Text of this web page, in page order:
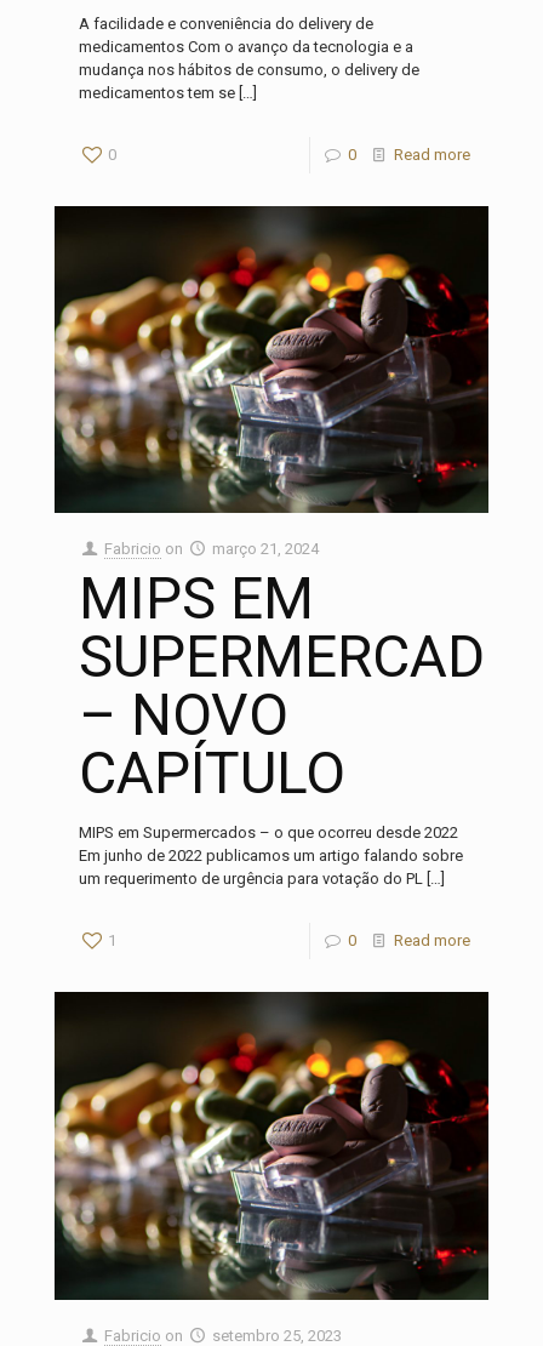
A facilidade e conveniência do delivery de
medicamentos Com o avanço da tecnologia e a
mudança nos hábitos de consumo, o delivery de
medicamentos tem se […]
0 0 Read more
Fabricio on março 21, 2024
MIPS EM
– NOVO
CAPÍTULO
MIPS em Supermercados – o que ocorreu desde 2022
Em junho de 2022 publicamos um artigo falando sobre
um requerimento de urgência para votação do PL […]
1 0 Read more
Fabricio on setembro 25, 2023